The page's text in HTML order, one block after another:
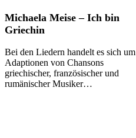
Michaela
Meise
Ich
bin
Griechin
Michaela Meise – Ich bin
Griechin
Bei den Liedern handelt es sich um
Adaptionen von Chansons
griechischer, französischer und
rumänischer Musiker…